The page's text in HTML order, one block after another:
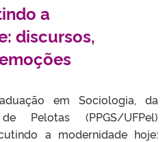
a
discursos,
em Sociologia, da
Pelotas (PPGS/UFPel)
a modernidade hoje: